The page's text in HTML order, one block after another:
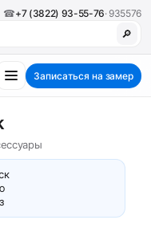
☎+7 (3822) 93-55-76· 935576
🔎
Записаться на замер